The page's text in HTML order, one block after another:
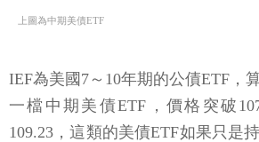
上圖為中期美債ETF
IEF為美國7～10年期的公債ETF，
一檔中期美債ETF，價格突破
109.23，這類的美債ETF如果只是